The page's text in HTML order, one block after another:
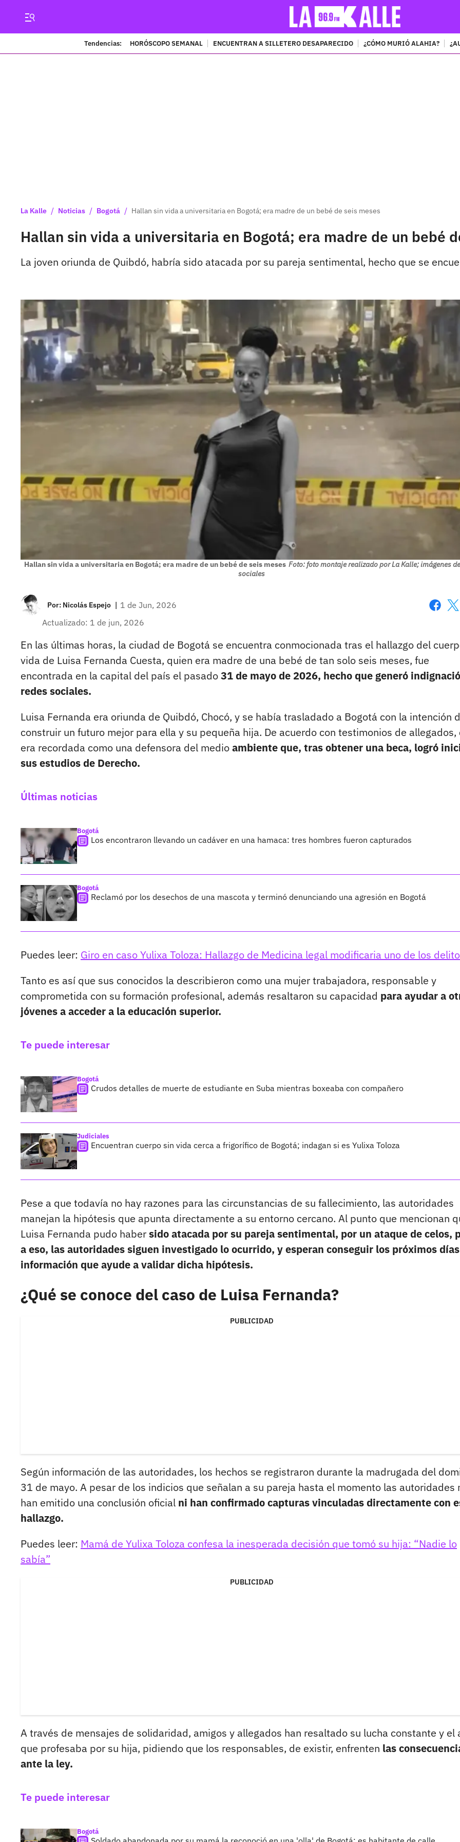
Tendencias: HORÓSCOPO SEMANAL ENCUENTRAN A SILLETERO DESAPARECIDO ¿CÓMO MURIÓ ALAHIA?
La Kalle / Noticias / Bogotá / Hallan sin vida a universitaria en Bogotá; era madre de un bebé de seis meses
Hallan sin vida a universitaria en Bogotá; era madre de un bebé
La joven oriunda de Quibdó, habría sido atacada por su pareja sentimental, hecho que se
Hallan sin vida a universitaria en Bogotá; era madre de un bebé de seis meses Foto: foto montaje realizado por La Kalle; imágenes
sociales
Por: Nicolás Espejo | 1 de Jun, 2026
Actualizado: 1 de jun, 2026
En las últimas horas, la ciudad de Bogotá se encuentra conmocionada tras el hallazgo del
vida de Luisa Fernanda Cuesta, quien era madre de una bebé de tan solo seis meses, fue
encontrada en la capital del país el pasado31 de mayo de 2026, hecho que generó
redes sociales.
Luisa Fernanda era oriunda de Quibdó, Chocó, y se había trasladado a Bogotá con la intención
construir un futuro mejor para ella y su pequeña hija. De acuerdo con testimonios de allegados,
era recordada como una defensora del medioambiente que, tras obtener una beca, logró
sus estudios de Derecho.
Últimas noticias
Bogotá
Los encontraron llevando un cadáver en una hamaca: tres hombres fueron capturados
Bogotá
Reclamó por los desechos de una mascota y terminó denunciando una agresión en Bogotá
Puedes leer: Giro en caso Yulixa Toloza: Hallazgo de Medicina legal modificaria uno de los
Tanto es así que sus conocidos la describieron como una mujer trabajadora, responsable y
comprometida con su formación profesional, además resaltaron su capacidad para ayudar a
jóvenes a acceder a la educación superior.
Te puede interesar
Bogotá
Crudos detalles de muerte de estudiante en Suba mientras boxeaba con compañero
Judiciales
Encuentran cuerpo sin vida cerca a frigorífico de Bogotá; indagan si es Yulixa Toloza
Pese a que todavía no hay razones para las circunstancias de su fallecimiento, las autoridades
manejan la hipótesis que apunta directamente a su entorno cercano. Al punto que mencionan
Luisa Fernanda pudo habersido atacada por su pareja sentimental, por un ataque de celos,
a eso, las autoridades siguen investigado lo ocurrido, y esperan conseguir los próximos días
información que ayude a validar dicha hipótesis.
¿Qué se conoce del caso de Luisa Fernanda?
PUBLICIDAD
Según información de las autoridades, los hechos se registraron durante la madrugada del
31 de mayo. A pesar de los indicios que señalan a su pareja hasta el momento las autoridades
han emitido una conclusión oficial ni han confirmado capturas vinculadas directamente con
hallazgo.
Puedes leer: Mamá de Yulixa Toloza confesa la inesperada decisión que tomó su hija: “Nadie lo
sabía”
PUBLICIDAD
A través de mensajes de solidaridad, amigos y allegados han resaltado su lucha constante y el
que profesaba por su hija, pidiendo que los responsables, de existir, enfrenten las
ante la ley.
Te puede interesar
Bogotá